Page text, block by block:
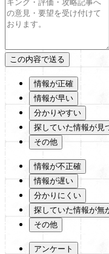
情報が正確
情報が早い
分かりやすい
探していた情報が見
その他
情報が不正確
情報が遅い
分かりにくい
探していた情報が無
その他
アンケート